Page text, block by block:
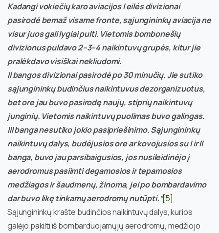
Kadangi vokiečių karo aviacijos I eilės divizionai
pasirodė bemaž visame fronte, sąjungininkų aviacija ne
visur juos gali lygiai pulti. Vietomis bombonešių
divizionus puldavo 2–3–4 naikintuvų grupės, kitur jie
pralėkdavo visiškai nekliudomi.
II bangos divizionai pasirodė po 30 minučių. Jie sutiko
sąjungininkų budinčius naikintuvus dezorganizuotus,
bet ore jau buvo pasirodę naujų, stiprių naikintuvų
junginių. Vietomis naikintuvų puolimas buvo galingas.
III banga nesutiko jokio pasipriešinimo. Sąjungininkų
naikintuvų dalys, budėjusios ore ar kovojusios su I ir II
banga, buvo jau parsibaigusios, jos nusileidinėjo į
aerodromus pasiimti degamosios ir tepamosios
medžiagos ir šaudmenų, žinoma, jei po bombardavimo
dar buvo likę tinkamų aerodromų nutūpti.“[5]
Sąjungininkų krašte budinčios naikintuvų dalys, kurios
galėjo pakilti iš bombarduojamųjų aerodromų, medžiojo